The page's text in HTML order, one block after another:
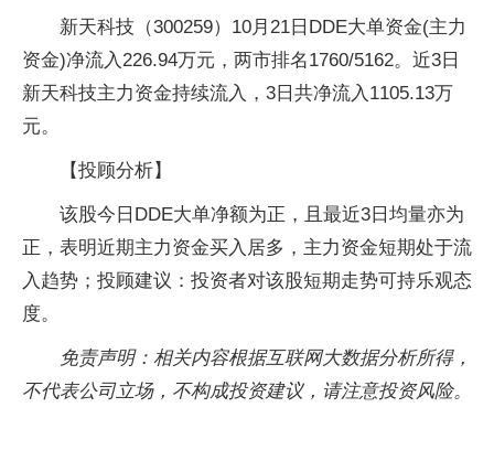
新天科技（300259）10月21日DDE大单资金(主力
资金)净流入226.94万元，两市排名1760/5162。近3日
新天科技主力资金持续流入，3日共净流入1105.13万
元。
【投顾分析】
该股今日DDE大单净额为正，且最近3日均量亦为
正，表明近期主力资金买入居多，主力资金短期处于流
入趋势；投顾建议：投资者对该股短期走势可持乐观态
度。
免责声明：相关内容根据互联网大数据分析所得，
不代表公司立场，不构成投资建议，请注意投资风险。